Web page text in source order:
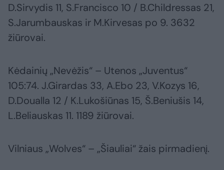
D.Sirvydis 11, S.Francisco 10 / B.Childressas 21,
S.Jarumbauskas ir M.Kirvesas po 9. 3632
žiūrovai.
Kėdainių „Nevėžis“ – Utenos „Juventus“
105:74. J.Girardas 33, A.Ebo 23, V.Kozys 16,
D.Doualla 12 / K.Lukošiūnas 15, Š.Beniušis 14,
L.Beliauskas 11. 1189 žiūrovai.
Vilniaus „Wolves“ – „Šiauliai“ žais pirmadienį.